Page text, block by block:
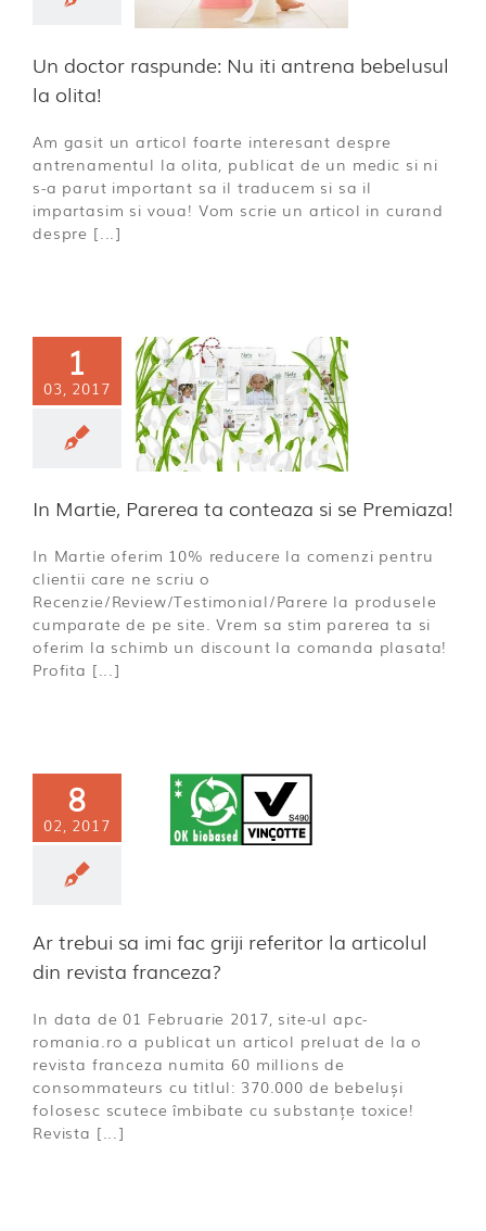
la olita!
Un doctor raspunde: Nu iti antrena bebelusul
la olita!
Am gasit un articol foarte interesant despre
antrenamentul la olita, publicat de un medic si ni
s-a parut important sa il traducem si sa il
impartasim si voua! Vom scrie un articol in curand
despre [...]
1
03, 2017
Martie,
ta
si se
In Martie, Parerea ta conteaza si se Premiaza!
In Martie oferim 10% reducere la comenzi pentru
clientii care ne scriu o
Recenzie/Review/Testimonial/Parere la produsele
cumparate de pe site. Vrem sa stim parerea ta si
oferim la schimb un discount la comanda plasata!
Profita [...]
8
02, 2017
sa imi
referitor
din
franceza?
Ar trebui sa imi fac griji referitor la articolul
din revista franceza?
In data de 01 Februarie 2017, site-ul apc-
romania.ro a publicat un articol preluat de la o
revista franceza numita 60 millions de
consommateurs cu titlul: 370.000 de bebeluși
folosesc scutece îmbibate cu substanțe toxice!
Revista [...]